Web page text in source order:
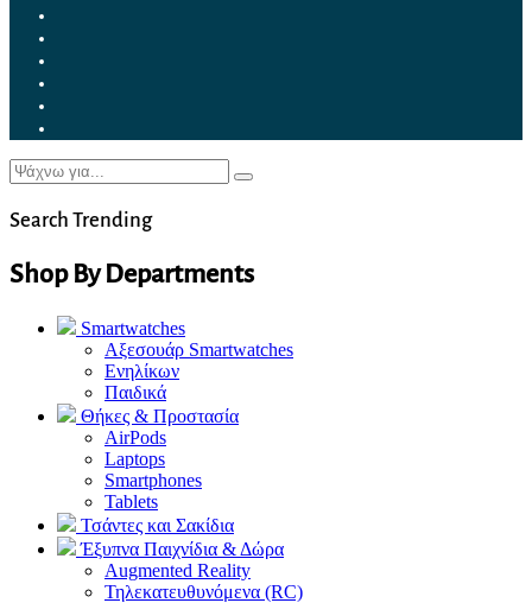
Search Trending
Shop By Departments
Smartwatches
Αξεσουάρ Smartwatches
Ενηλίκων
Παιδικά
Θήκες & Προστασία
AirPods
Laptops
Smartphones
Tablets
Τσάντες και Σακίδια
Έξυπνα Παιχνίδια & Δώρα
Augmented Reality
Τηλεκατευθυνόμενα (RC)